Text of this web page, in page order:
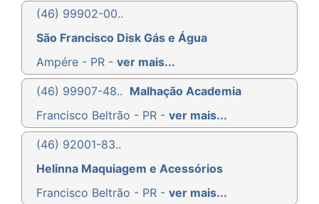
(46) 99902-00..
São Francisco Disk Gás e Água
Ampére - PR - ver mais...
(46) 99907-48.. Malhação Academia
Francisco Beltrão - PR - ver mais...
(46) 92001-83..
Helinna Maquiagem e Acessórios
Francisco Beltrão - PR - ver mais...